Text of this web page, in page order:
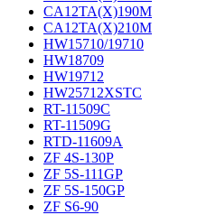
CA12TA(X)190M
CA12TA(X)210M
HW15710/19710
HW18709
HW19712
HW25712XSTC
RT-11509C
RT-11509G
RTD-11609A
ZF 4S-130P
ZF 5S-111GP
ZF 5S-150GP
ZF S6-90